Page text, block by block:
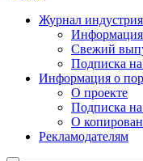
Журнал
Свежий
Подписка
Информация о
О проекте
Подписка
О
Рекламодателям